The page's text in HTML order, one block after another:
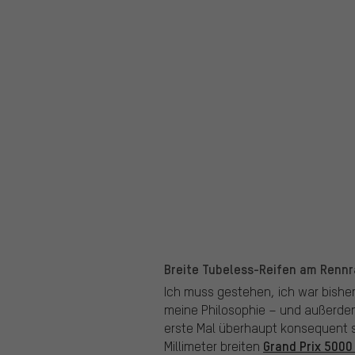
Breite Tubeless-Reifen am
Ich muss gestehen, ich war
meine Philosophie – und
erste Mal überhaupt konsequent
Millimeter breiten Grand Prix